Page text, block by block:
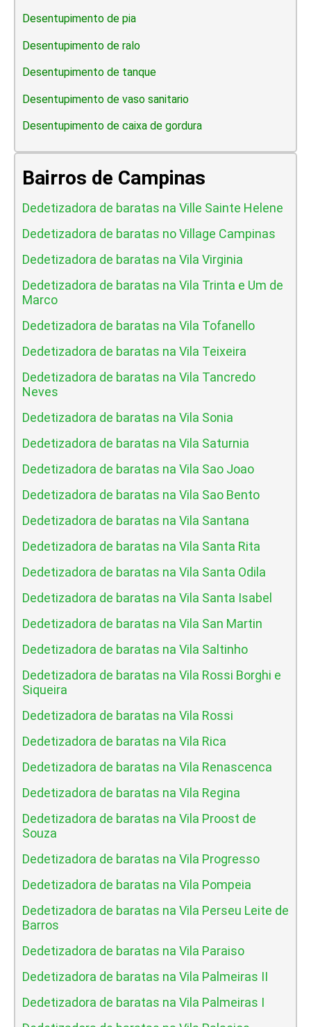
Desentupimento de pia
Desentupimento de ralo
Desentupimento de tanque
Desentupimento de vaso sanitario
Desentupimento de caixa de gordura
Bairros de Campinas
Dedetizadora de baratas na Ville Sainte Helene
Dedetizadora de baratas no Village Campinas
Dedetizadora de baratas na Vila Virginia
Dedetizadora de baratas na Vila Trinta e Um de
Marco
Dedetizadora de baratas na Vila Tofanello
Dedetizadora de baratas na Vila Teixeira
Dedetizadora de baratas na Vila Tancredo
Neves
Dedetizadora de baratas na Vila Sonia
Dedetizadora de baratas na Vila Saturnia
Dedetizadora de baratas na Vila Sao Joao
Dedetizadora de baratas na Vila Sao Bento
Dedetizadora de baratas na Vila Santana
Dedetizadora de baratas na Vila Santa Rita
Dedetizadora de baratas na Vila Santa Odila
Dedetizadora de baratas na Vila Santa Isabel
Dedetizadora de baratas na Vila San Martin
Dedetizadora de baratas na Vila Saltinho
Dedetizadora de baratas na Vila Rossi Borghi e
Siqueira
Dedetizadora de baratas na Vila Rossi
Dedetizadora de baratas na Vila Rica
Dedetizadora de baratas na Vila Renascenca
Dedetizadora de baratas na Vila Regina
Dedetizadora de baratas na Vila Proost de
Souza
Dedetizadora de baratas na Vila Progresso
Dedetizadora de baratas na Vila Pompeia
Dedetizadora de baratas na Vila Perseu Leite de
Barros
Dedetizadora de baratas na Vila Paraiso
Dedetizadora de baratas na Vila Palmeiras II
Dedetizadora de baratas na Vila Palmeiras I